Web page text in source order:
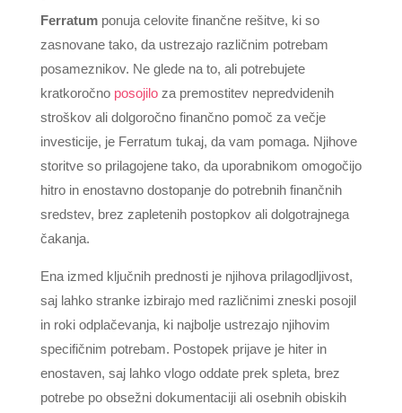
Ferratumponuja celovite finančne rešitve, ki so
zasnovane tako, da ustrezajo različnim potrebam
posameznikov. Ne glede na to, ali potrebujete
kratkoročno posojiloza premostitev nepredvidenih
stroškov ali dolgoročno finančno pomoč za večje
investicije, je Ferratum tukaj, da vam pomaga. Njihove
storitve so prilagojene tako, da uporabnikom omogočijo
hitro in enostavno dostopanje do potrebnih finančnih
sredstev, brez zapletenih postopkov ali dolgotrajnega
čakanja.
Ena izmed ključnih prednosti je njihova prilagodljivost,
saj lahko stranke izbirajo med različnimi zneski posojil
in roki odplačevanja, ki najbolje ustrezajo njihovim
specifičnim potrebam. Postopek prijave je hiter in
enostaven, saj lahko vlogo oddate prek spleta, brez
potrebe po obsežni dokumentaciji ali osebnih obiskih